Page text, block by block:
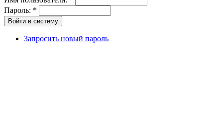
Пароль: *
Запросить новый пароль